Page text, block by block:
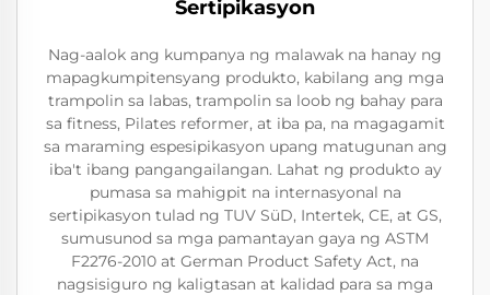
Sertipikasyon
Nag-aalok ang kumpanya ng malawak na hanay ng
mapagkumpitensyang produkto, kabilang ang mga
trampolin sa labas, trampolin sa loob ng bahay para
sa fitness, Pilates reformer, at iba pa, na magagamit
sa maraming espesipikasyon upang matugunan ang
iba't ibang pangangailangan. Lahat ng produkto ay
pumasa sa mahigpit na internasyonal na
sertipikasyon tulad ng TUV SüD, Intertek, CE, at GS,
sumusunod sa mga pamantayan gaya ng ASTM
F2276-2010 at German Product Safety Act, na
nagsisiguro ng kaligtasan at kalidad para sa mga